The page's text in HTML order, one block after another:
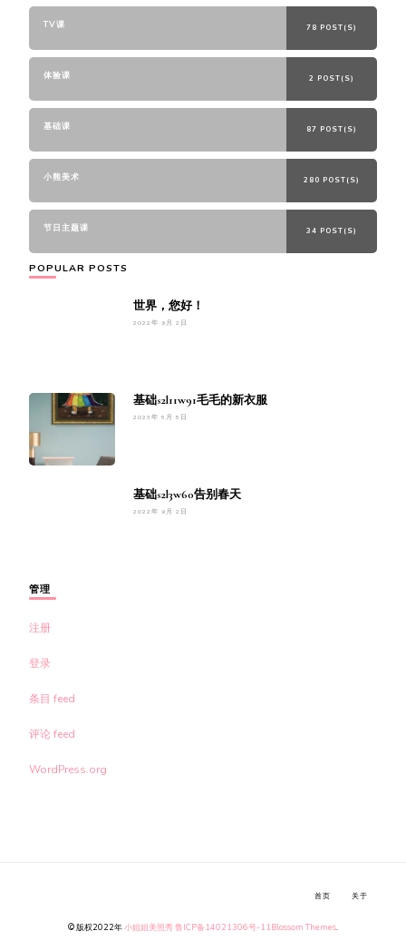
TV课 78 POST(S)
体验课 2 POST(S)
基础课 87 POST(S)
小熊美术 280 POST(S)
节日主题课 34 POST(S)
POPULAR POSTS
世界，您好！
2022年 9月 2日
基础s2l11w91毛毛的新衣服
2023年 5月 5日
基础s2l3w60告别春天
2022年 9月 2日
管理
注册
登录
条目 feed
评论 feed
WordPress.org
© 版权2022年小姐姐美照秀鲁ICP备14021306号-11Blossom Themes.
首页 关于